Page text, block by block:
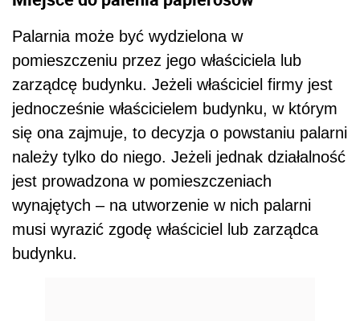
Palarnia może być wydzielona w
pomieszczeniu przez jego właściciela lub
zarządcę budynku. Jeżeli właściciel firmy jest
jednocześnie właścicielem budynku, w którym
się ona zajmuje, to decyzja o powstaniu palarni
należy tylko do niego. Jeżeli jednak działalność
jest prowadzona w pomieszczeniach
wynajętych – na utworzenie w nich palarni
musi wyrazić zgodę właściciel lub zarządca
budynku.